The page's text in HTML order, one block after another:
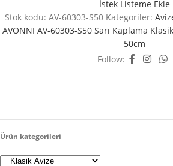
İstek Listeme Ekle
Stok kodu: AV-60303-S50 Kategoriler:
AVONNI AV-60303-S50 Sarı Kaplama
50cm
Follow:
Ürün kategorileri